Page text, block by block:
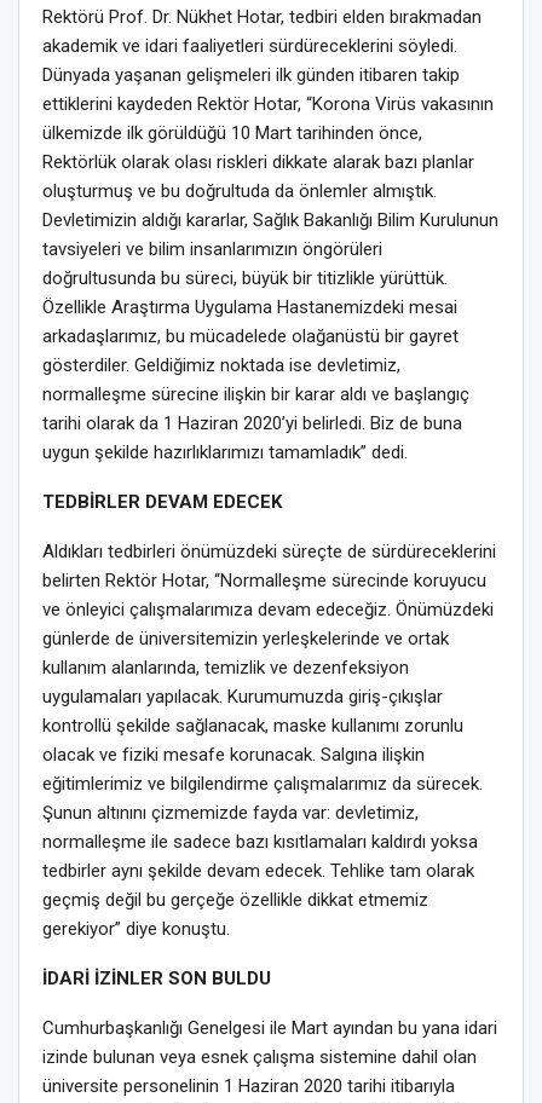
Rektörü Prof. Dr. Nükhet Hotar, tedbiri elden bırakmadan
akademik ve idari faaliyetleri sürdüreceklerini söyledi.
Dünyada yaşanan gelişmeleri ilk günden itibaren takip
ettiklerini kaydeden Rektör Hotar, “Korona Virüs vakasının
ülkemizde ilk görüldüğü 10 Mart tarihinden önce,
Rektörlük olarak olası riskleri dikkate alarak bazı planlar
oluşturmuş ve bu doğrultuda da önlemler almıştık.
Devletimizin aldığı kararlar, Sağlık Bakanlığı Bilim Kurulunun
tavsiyeleri ve bilim insanlarımızın öngörüleri
doğrultusunda bu süreci, büyük bir titizlikle yürüttük.
Özellikle Araştırma Uygulama Hastanemizdeki mesai
arkadaşlarımız, bu mücadelede olağanüstü bir gayret
gösterdiler. Geldiğimiz noktada ise devletimiz,
normalleşme sürecine ilişkin bir karar aldı ve başlangıç
tarihi olarak da 1 Haziran 2020’yi belirledi. Biz de buna
uygun şekilde hazırlıklarımızı tamamladık” dedi.
TEDBİRLER DEVAM EDECEK
Aldıkları tedbirleri önümüzdeki süreçte de sürdüreceklerini
belirten Rektör Hotar, “Normalleşme sürecinde koruyucu
ve önleyici çalışmalarımıza devam edeceğiz. Önümüzdeki
günlerde de üniversitemizin yerleşkelerinde ve ortak
kullanım alanlarında, temizlik ve dezenfeksiyon
uygulamaları yapılacak. Kurumumuzda giriş-çıkışlar
kontrollü şekilde sağlanacak, maske kullanımı zorunlu
olacak ve fiziki mesafe korunacak. Salgına ilişkin
eğitimlerimiz ve bilgilendirme çalışmalarımız da sürecek.
Şunun altınını çizmemizde fayda var: devletimiz,
normalleşme ile sadece bazı kısıtlamaları kaldırdı yoksa
tedbirler aynı şekilde devam edecek. Tehlike tam olarak
geçmiş değil bu gerçeğe özellikle dikkat etmemiz
gerekiyor” diye konuştu.
İDARİ İZİNLER SON BULDU
Cumhurbaşkanlığı Genelgesi ile Mart ayından bu yana idari
izinde bulunan veya esnek çalışma sistemine dahil olan
üniversite personelinin 1 Haziran 2020 tarihi itibarıyla